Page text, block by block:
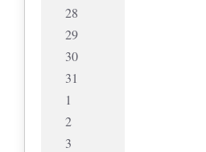
28
29
30
31
1
2
3